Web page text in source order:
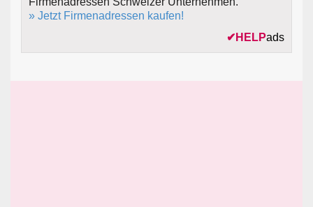
» Jetzt Firmenadressen kaufen!
✔ HELPads